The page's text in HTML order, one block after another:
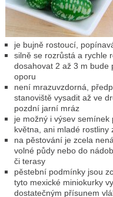
je bujně rostoucí,
silně se rozrůstá a rychle
dosahovat 2 až 3 m bude
oporu
není mrazuvzdorná,
stanoviště vysadit až ve
pozdní jarní mráz
je možný i výsev
května, ani mladé
na pěstování je zcela
volné půdy nebo do
či terasy
pěstební podmínky jsou
tyto mexické miniokurky
dostatečným přísunem